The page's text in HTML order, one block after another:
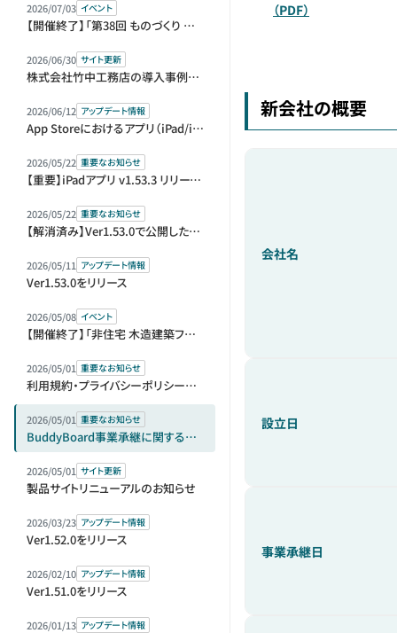
2026/07/03 イベント
【開催終了】「第38回 ものづくり ワールド [東京]」内「第1回 建設DX展＋（プラス）」に出展＆セミナー登壇します
2026/06/30 サイト更新
株式会社竹中工務店の導入事例を公開しました
2026/06/12 アップデート情報
App Storeにおけるアプリ（iPad/iPhone）版の販売元変更に伴う再ログインのお願い
2026/05/22 重要なお知らせ
【重要】iPadアプリ v1.53.3 リリースとアップデートのお願い
2026/05/22 重要なお知らせ
【解消済み】Ver1.53.0で公開した機能の仕様変更のお知らせ
2026/05/11 アップデート情報
Ver1.53.0をリリース
2026/05/08 イベント
【開催終了】「非住宅 木造建築フェア 2026」（BREX）に出展します
2026/05/01 重要なお知らせ
利用規約・プライバシーポリシー改定のお知らせ
2026/05/01 重要なお知らせ
BuddyBoard事業承継に関するお知らせ
2026/05/01 サイト更新
製品サイトリニューアルのお知らせ
2026/03/23 アップデート情報
Ver1.52.0をリリース
2026/02/10 アップデート情報
Ver1.51.0をリリース
2026/01/13 アップデート情報
（PDF）
新会社の概要
会社名
設立日
事業承継日